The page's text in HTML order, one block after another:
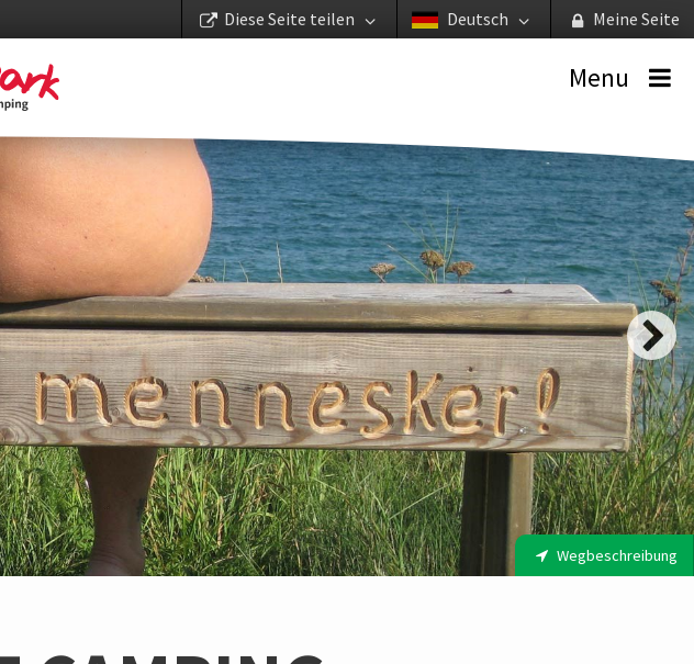
Meine Seite
Deutsch
Diese Seite teilen
Menu
Wegbeschreibung